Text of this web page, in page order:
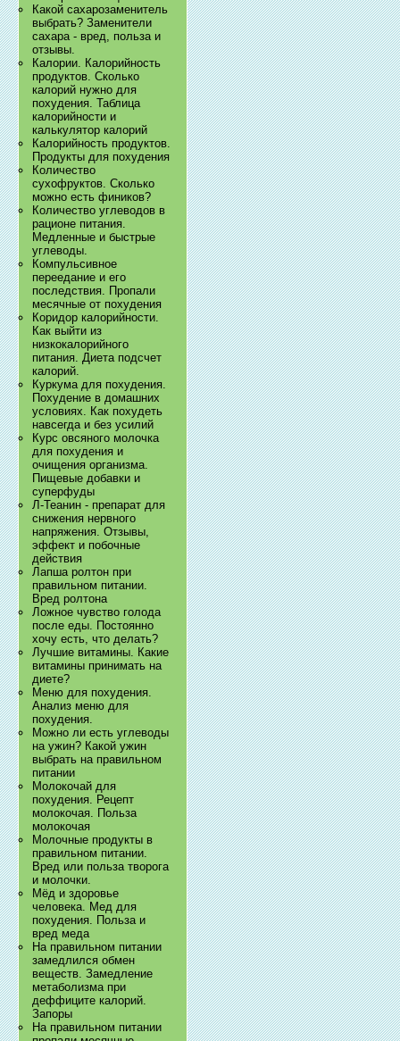
Какой сахарозаменитель
выбрать? Заменители
сахара - вред, польза и
отзывы.
Калории. Калорийность
продуктов. Сколько
калорий нужно для
похудения. Таблица
калорийности и
калькулятор калорий
Калорийность продуктов.
Продукты для похудения
Количество
сухофруктов. Сколько
можно есть фиников?
Количество углеводов в
рационе питания.
Медленные и быстрые
углеводы.
Компульсивное
переедание и его
последствия. Пропали
месячные от похудения
Коридор калорийности.
Как выйти из
низкокалорийного
питания. Диета подсчет
калорий.
Куркума для похудения.
Похудение в домашних
условиях. Как похудеть
навсегда и без усилий
Курс овсяного молочка
для похудения и
очищения организма.
Пищевые добавки и
суперфуды
Л-Теанин - препарат для
снижения нервного
напряжения. Отзывы,
эффект и побочные
действия
Лапша ролтон при
правильном питании.
Вред ролтона
Ложное чувство голода
после еды. Постоянно
хочу есть, что делать?
Лучшие витамины. Какие
витамины принимать на
диете?
Меню для похудения.
Анализ меню для
похудения.
Можно ли есть углеводы
на ужин? Какой ужин
выбрать на правильном
питании
Молокочай для
похудения. Рецепт
молокочая. Польза
молокочая
Молочные продукты в
правильном питании.
Вред или польза творога
и молочки.
Мёд и здоровье
человека. Мед для
похудения. Польза и
вред меда
На правильном питании
замедлился обмен
веществ. Замедление
метаболизма при
деффиците калорий.
Запоры
На правильном питании